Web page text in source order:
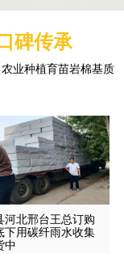
碑传承
业种植育苗岩棉基质
河北邢台王总订购
下用碳纤雨水收集
中